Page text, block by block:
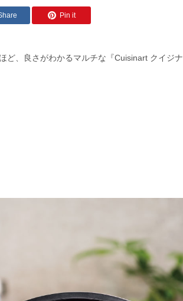
Pin it
ど、良さがわかるマルチな『Cuisinart クイジ